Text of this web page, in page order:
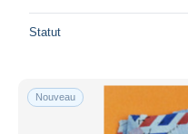
Statut
Nouveau